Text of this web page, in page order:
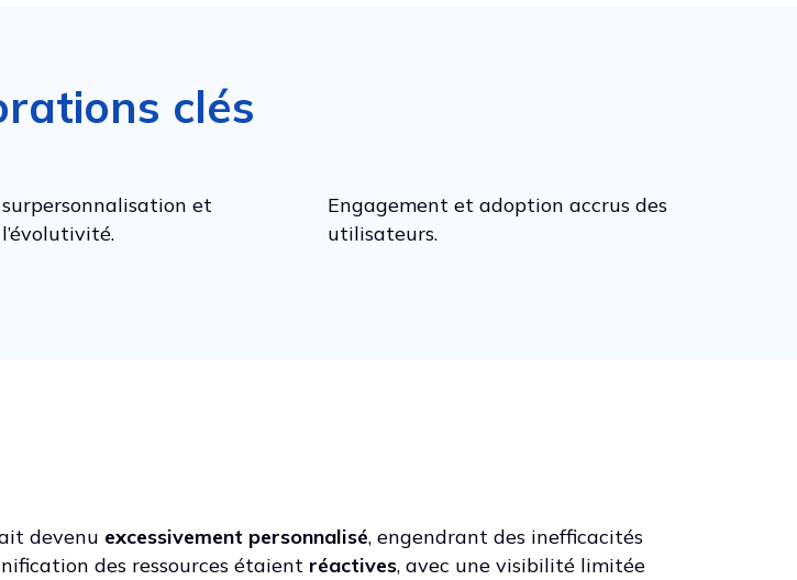
clés
et
Engagement et adoption accrus des
utilisateurs.
devenu excessivement personnalisé, engendrant des inefficacités
des ressources étaient réactives, avec une visibilité limitée